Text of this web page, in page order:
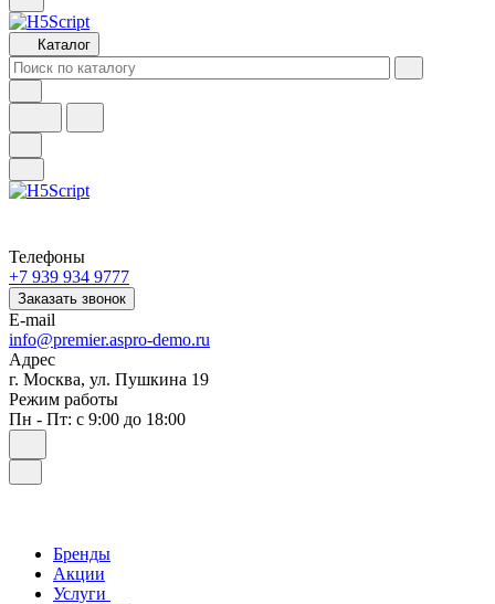
Каталог
Телефоны
+7 939 934 9777
Заказать звонок
E-mail
info@premier.aspro-demo.ru
Адрес
г. Москва, ул. Пушкина 19
Режим работы
Пн - Пт: с 9:00 до 18:00
Бренды
Акции
Услуги